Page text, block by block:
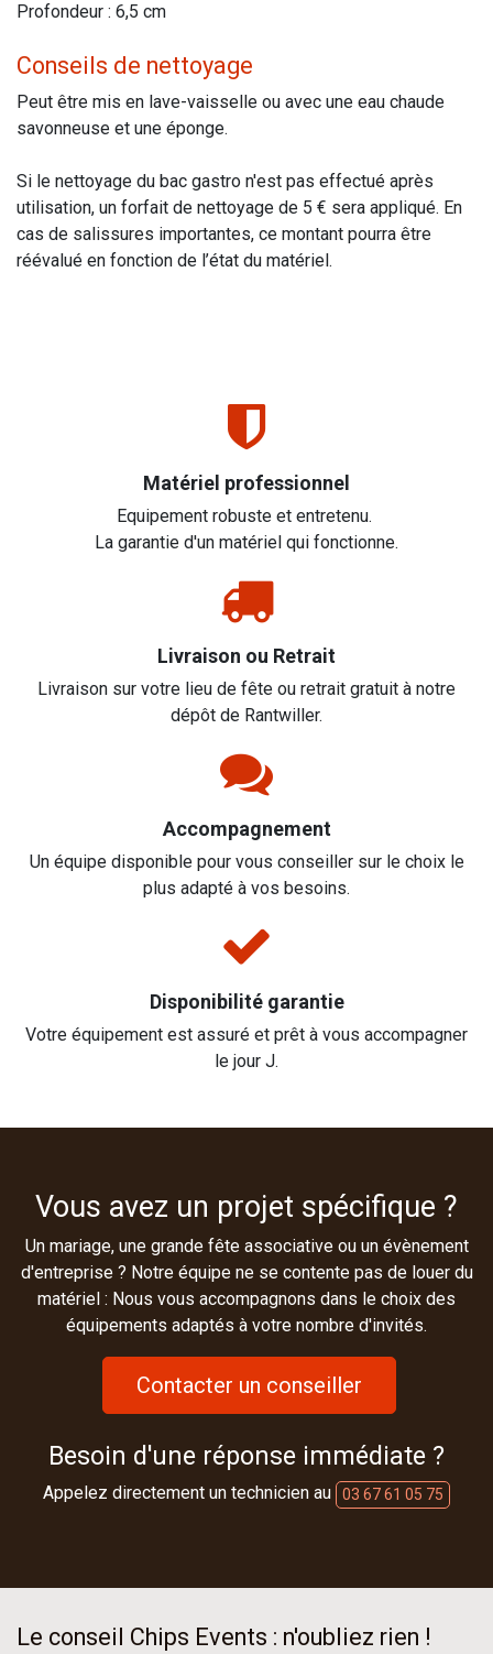
Profondeur : 6,5 cm
Conseils de nettoyage
Peut être mis en lave-vaisselle ou avec une eau chaude
savonneuse et une éponge.
Si le nettoyage du bac gastro n'est pas effectué après
utilisation, un forfait de nettoyage de 5 € sera appliqué. En
cas de salissures importantes, ce montant pourra être
réévalué en fonction de l’état du matériel.
Matériel professionnel
Equipement robuste et entretenu.
La garantie d'un matériel qui fonctionne.
Livraison ou Retrait
Livraison sur votre lieu de fête ou retrait gratuit à notre
dépôt de Rantwiller.
Accompagnement
Un équipe disponible pour vous conseiller sur le choix le
plus adapté à vos besoins.
Disponibilité garantie
Votre équipement est assuré et prêt à vous accompagner
le jour J.
Vous avez un projet spécifique ?
Un mariage, une grande fête associative ou un évènement
d'entreprise ? Notre équipe ne se contente pas de louer du
matériel : Nous vous accompagnons dans le choix des
équipements adaptés à votre nombre d'invités.
Contacter un conseiller
Besoin d'une réponse immédiate ?
Appelez directement un technicien au 03 67 61 05 75
Le conseil Chips Events : n'oubliez rien !